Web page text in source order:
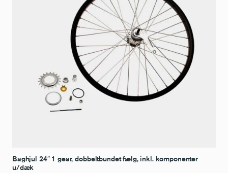
Baghjul 24″ 1 gear, dobbeltbundet fælg, inkl. komponenter
u/dæk